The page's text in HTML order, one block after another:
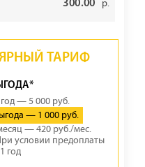
300.00
р.
ТАРИФ
— 5 000 руб.
— 1 000 руб.
— 420 руб./мес.
условии предоплаты
год